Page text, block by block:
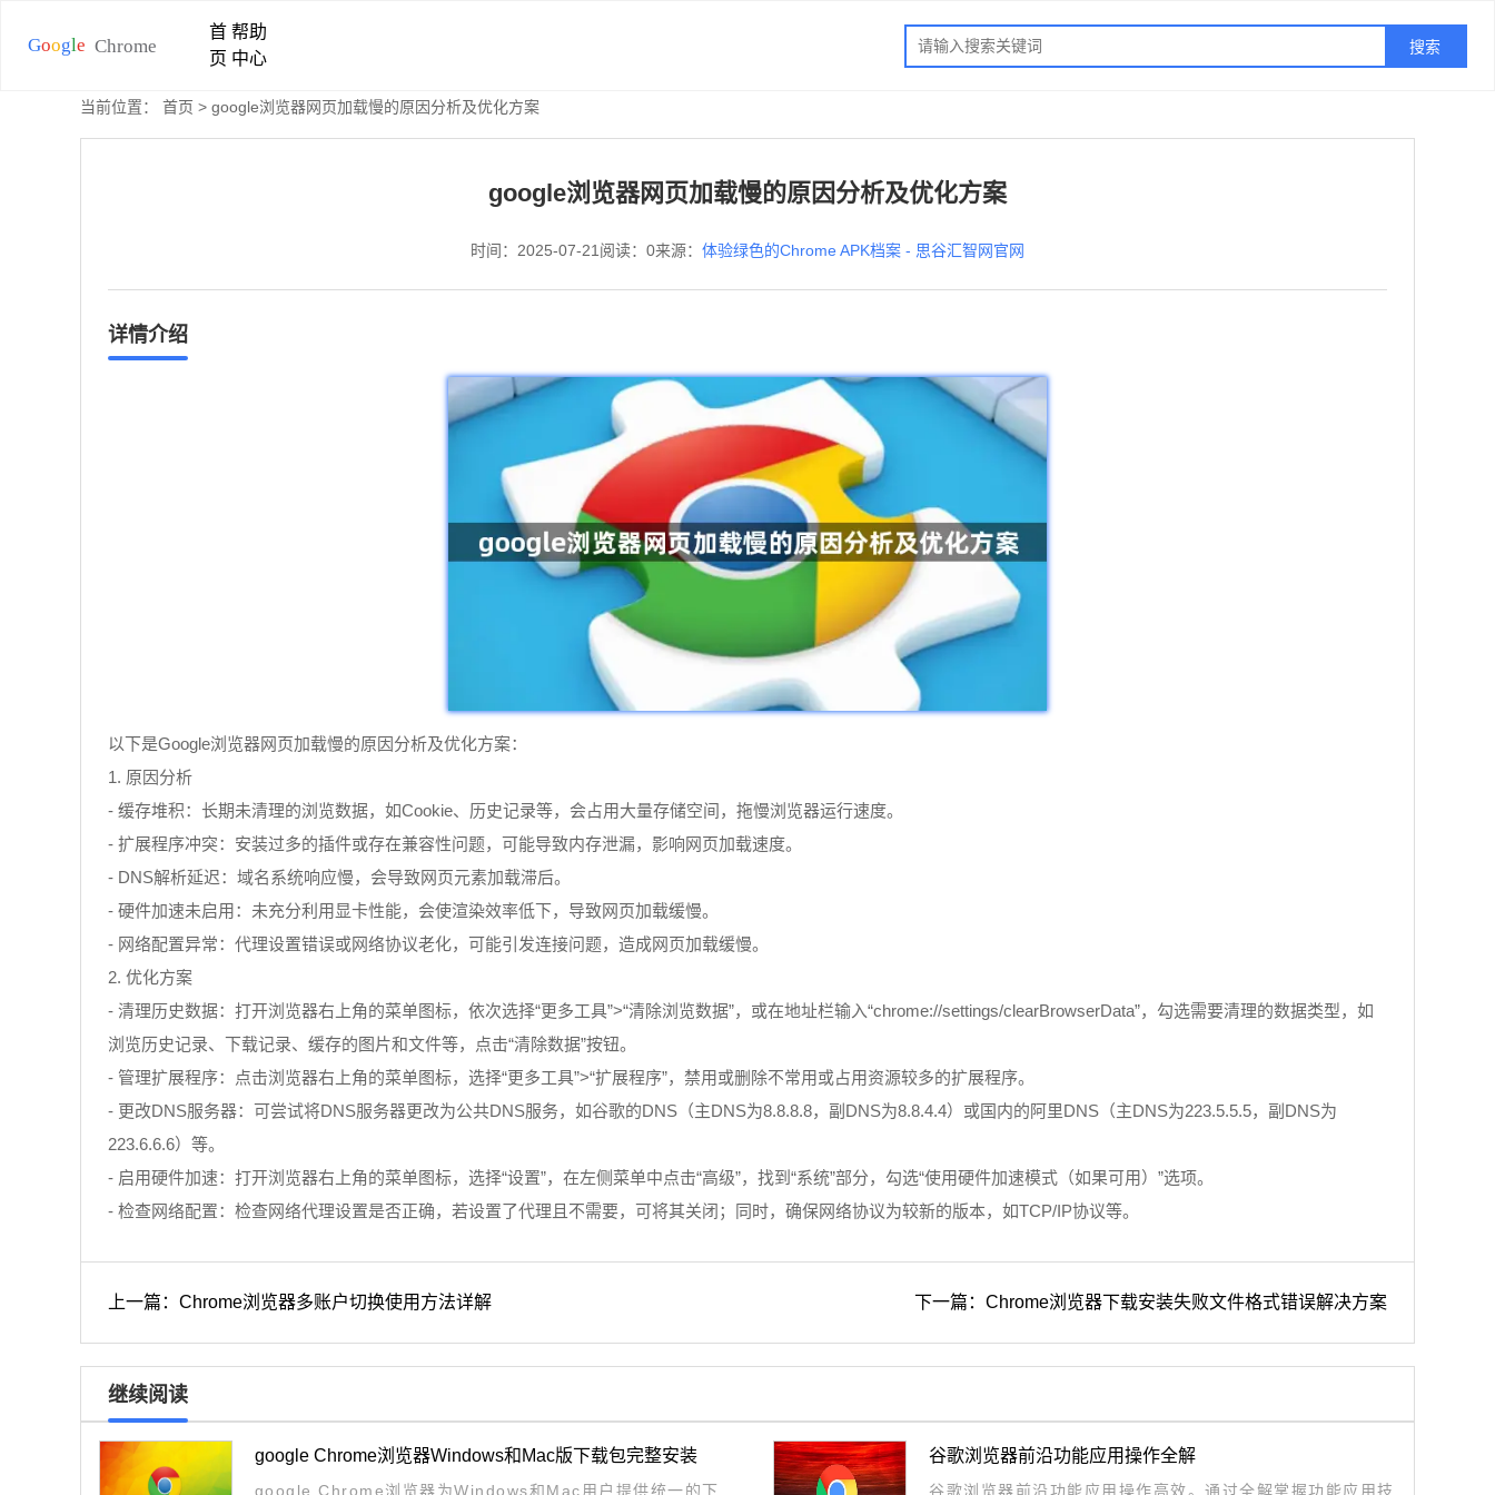
首
页
帮助
中心
当前位置： 首页 > google浏览器网页加载慢的原因分析及优化方案
google浏览器网页加载慢的原因分析及优化方案
时间：2025-07-21 阅读：0来源： 体验绿色的Chrome APK档案 - 思谷汇智网官网
详情介绍
以下是Google浏览器网页加载慢的原因分析及优化方案：
1. 原因分析
- 缓存堆积：长期未清理的浏览数据，如Cookie、历史记录等，会占用大量存储空间，拖慢浏览器运行速度。
- 扩展程序冲突：安装过多的插件或存在兼容性问题，可能导致内存泄漏，影响网页加载速度。
- DNS解析延迟：域名系统响应慢，会导致网页元素加载滞后。
- 硬件加速未启用：未充分利用显卡性能，会使渲染效率低下，导致网页加载缓慢。
- 网络配置异常：代理设置错误或网络协议老化，可能引发连接问题，造成网页加载缓慢。
2. 优化方案
- 清理历史数据：打开浏览器右上角的菜单图标，依次选择“更多工具”>“清除浏览数据”，或在地址栏输入“chrome://settings/clearBrowserData”，勾选需要清理的数据类型，如
浏览历史记录、下载记录、缓存的图片和文件等，点击“清除数据”按钮。
- 管理扩展程序：点击浏览器右上角的菜单图标，选择“更多工具”>“扩展程序”，禁用或删除不常用或占用资源较多的扩展程序。
- 更改DNS服务器：可尝试将DNS服务器更改为公共DNS服务，如谷歌的DNS（主DNS为8.8.8.8，副DNS为8.8.4.4）或国内的阿里DNS（主DNS为223.5.5.5，副DNS为
223.6.6.6）等。
- 启用硬件加速：打开浏览器右上角的菜单图标，选择“设置”，在左侧菜单中点击“高级”，找到“系统”部分，勾选“使用硬件加速模式（如果可用）”选项。
- 检查网络配置：检查网络代理设置是否正确，若设置了代理且不需要，可将其关闭；同时，确保网络协议为较新的版本，如TCP/IP协议等。
上一篇：Chrome浏览器多账户切换使用方法详解 下一篇：Chrome浏览器下载安装失败文件格式错误解决方案
继续阅读
google Chrome浏览器Windows和Mac版下载包完整安装
google Chrome浏览器为Windows和Mac用户提供统一的下
谷歌浏览器前沿功能应用操作全解
谷歌浏览器前沿功能应用操作高效。通过全解掌握功能应用技